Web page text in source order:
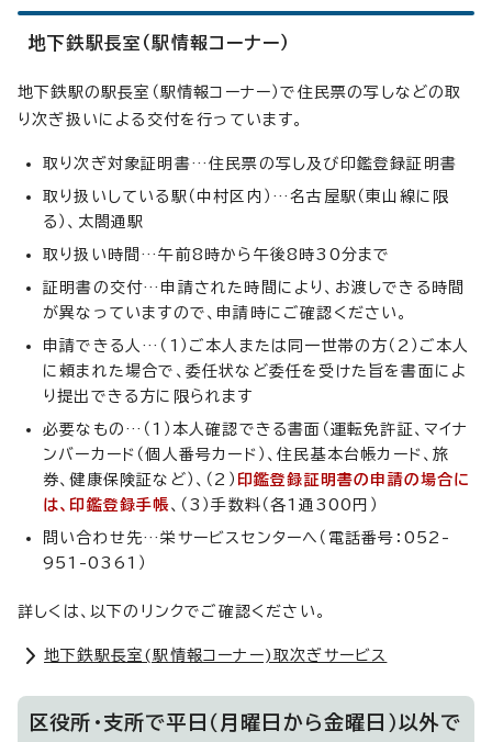
地下鉄駅長室（駅情報コーナー）
地下鉄駅の駅長室（駅情報コーナー）で住民票の写しなどの取
り次ぎ扱いによる交付を行っています。
取り次ぎ対象証明書…住民票の写し及び印鑑登録証明書
取り扱いしている駅（中村区内）…名古屋駅（東山線に限
る）、太閤通駅
取り扱い時間…午前8時から午後8時30分まで
証明書の交付…申請された時間により、お渡しできる時間
が異なっていますので、申請時にご確認ください。
申請できる人…（1）ご本人または同一世帯の方（2）ご本人
に頼まれた場合で、委任状など委任を受けた旨を書面によ
り提出できる方に限られます
必要なもの…（1）本人確認できる書面（運転免許証、マイナ
ンバーカード（個人番号カード）、住民基本台帳カード、旅
券、健康保険証など）、（2） 印鑑登録証明書の申請の場合に
は、印鑑登録手帳、（3）手数料（各1通300円）
問い合わせ先…栄サービスセンターへ（電話番号：052-
951-0361）
詳しくは、以下のリンクでご確認ください。
地下鉄駅長室(駅情報コーナー)取次ぎサービス
区役所・支所で平日（月曜日から金曜日）以外で